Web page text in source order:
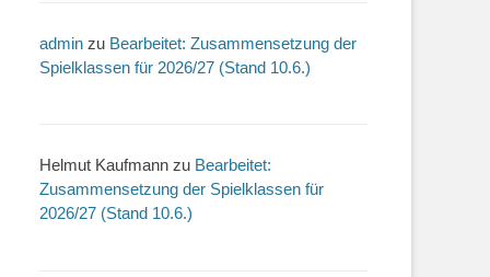
admin zu Bearbeitet: Zusammensetzung der
Spielklassen für 2026/27 (Stand 10.6.)
Helmut Kaufmann zu Bearbeitet:
Zusammensetzung der Spielklassen für
2026/27 (Stand 10.6.)